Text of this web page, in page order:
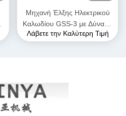
Μηχανή Έλξης Ηλεκτρικού
Καλωδίου GSS-3 με Δύναμη
Έλξης 7kN, Πιστοποιημένη
Λάβετε την Καλύτερη Τιμή